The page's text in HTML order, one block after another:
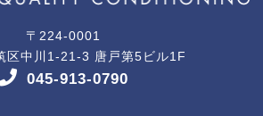
〒224-0001
区中川1-21-3 唐戸第5ビル1F
045-913-0790